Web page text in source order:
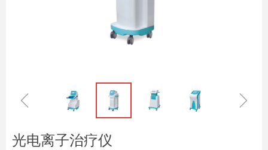
ꁆ ꁇ
光电离子治疗仪